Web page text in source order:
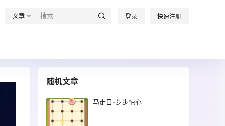
文章 登录 快速注册
随机文章
马走日-步步惊心